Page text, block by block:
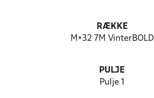
RÆKKE
M+32 7M VinterBOLD
PULJE
Pulje 1